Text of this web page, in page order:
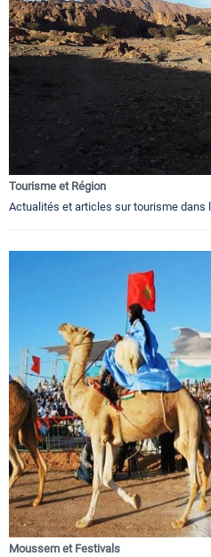
Tourisme et Région
Actualités et articles sur tourisme dans
Moussem et Festivals